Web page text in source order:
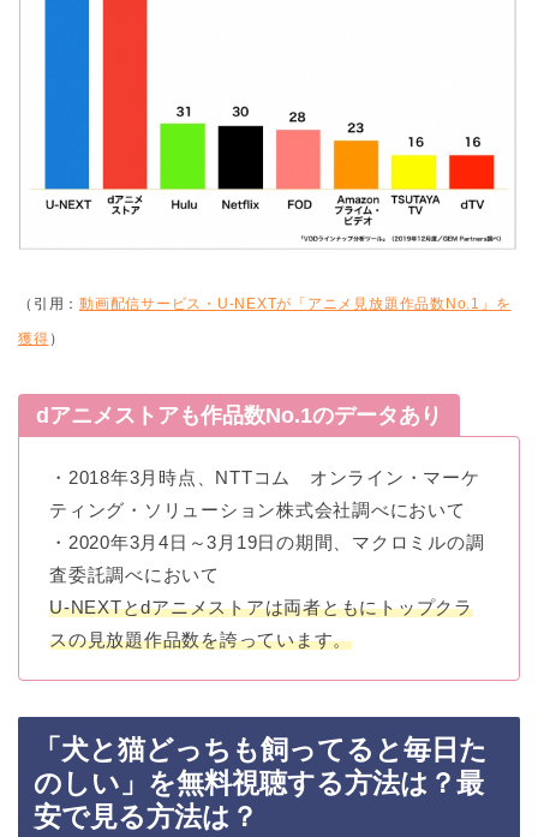
（引用：動画配信サービス・U-NEXTが「アニメ見放題作品数No.1」を
獲得 ）
dアニメストアも作品数No.1のデータあり
・2018年3月時点、NTTコム オンライン・マーケ
ティング・ソリューション株式会社調べにおいて
・2020年3月4日～3月19日の期間、マクロミルの調
査委託調べにおいて
U-NEXTとdアニメストアは両者ともにトップクラ
スの見放題作品数を誇っています。
「犬と猫どっちも飼ってると毎日た
のしい」を無料視聴する方法は？最
安で見る方法は？